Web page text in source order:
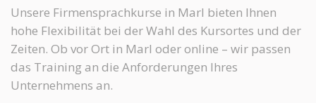
Unsere Firmensprachkurse in Marl bieten Ihnen
hohe Flexibilität bei der Wahl des Kursortes und der
Zeiten. Ob vor Ort in Marl oder online – wir passen
das Training an die Anforderungen Ihres
Unternehmens an.